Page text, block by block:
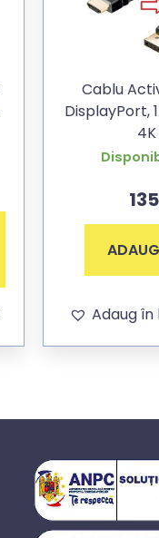
Cablu
DisplayPort,
Adaug